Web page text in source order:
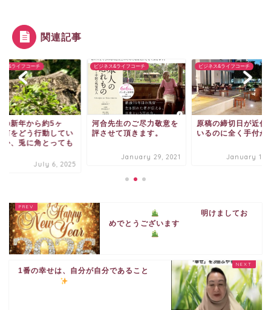
関連記事
ス&ライフコーチ
の新年から約5ヶ
何をどう行動してい
か、兎に角とっても
July 6, 2025
ビジネス&ライフコーチ
河合先生のご尽力敬意を
評させて頂きます。
January 29, 2021
ビジネス&ライフコーチ
原稿の締切日が近付
いるのに全く手付か
January 10,
明けましてお
めでとうございます
1番の幸せは、自分が自分であること